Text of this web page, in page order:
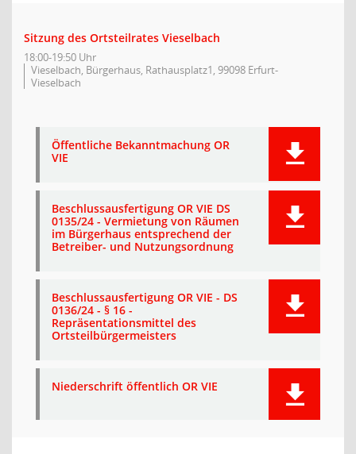
Sitzung des Ortsteilrates Vieselbach
18:00-19:50 Uhr
Vieselbach, Bürgerhaus, Rathausplatz1, 99098 Erfurt-
Vieselbach
Öffentliche Bekanntmachung OR
VIE
Beschlussausfertigung OR VIE DS
0135/24 - Vermietung von Räumen
im Bürgerhaus entsprechend der
Betreiber- und Nutzungsordnung
Beschlussausfertigung OR VIE - DS
0136/24 - § 16 -
Repräsentationsmittel des
Ortsteilbürgermeisters
Niederschrift öffentlich OR VIE